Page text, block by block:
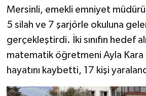
Mersinli, emekli emniyet müdürü
5 silah ve 7 şarjörle okuluna
gerçekleştirdi. İki sınıfın hedef
matematik öğretmeni Ayla Kara
hayatını kaybetti, 17 kişi